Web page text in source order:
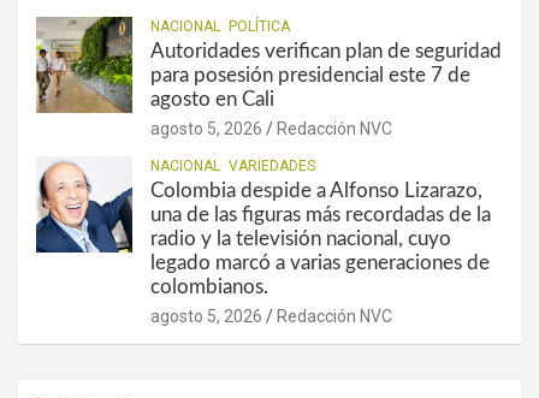
NACIONAL POLÍTICA
Autoridades verifican plan de seguridad
para posesión presidencial este 7 de
agosto en Cali
agosto 5, 2026 Redacción NVC
NACIONAL VARIEDADES
Colombia despide a Alfonso Lizarazo,
una de las figuras más recordadas de la
radio y la televisión nacional, cuyo
legado marcó a varias generaciones de
colombianos.
agosto 5, 2026 Redacción NVC